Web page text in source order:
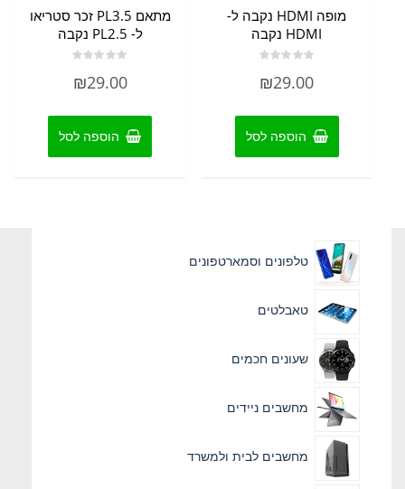
מופה HDMI נקבה ל-
HDMI נקבה
0
₪29.00
הוספה לסל
מתאם PL3.5 זכר סטריאו
ל- PL2.5 נקבה
0
₪29.00
הוספה לסל
טלפונים וסמארטפונים
טאבלטים
שעונים חכמים
מחשבים ניידים
מחשבים לבית ולמשרד